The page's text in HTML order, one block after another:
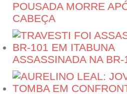
POUSADA MORRE
CABEÇA
ASSASSINADA NA